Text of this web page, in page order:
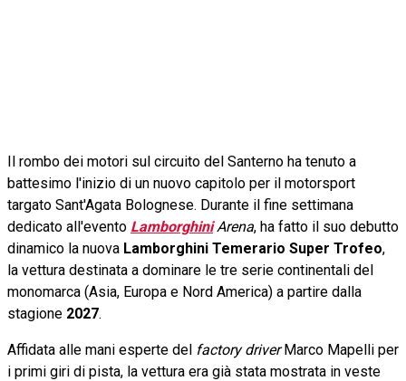
Il rombo dei motori sul circuito del Santerno ha tenuto a
battesimo l'inizio di un nuovo capitolo per il motorsport
targato Sant'Agata Bolognese. Durante il fine settimana
dedicato all'evento LamborghiniArena, ha fatto il suo debutto
dinamico la nuova Lamborghini Temerario Super Trofeo,
la vettura destinata a dominare le tre serie continentali del
monomarca (Asia, Europa e Nord America) a partire dalla
stagione 2027.
Affidata alle mani esperte del factory driverMarco Mapelli per
i primi giri di pista, la vettura era già stata mostrata in veste